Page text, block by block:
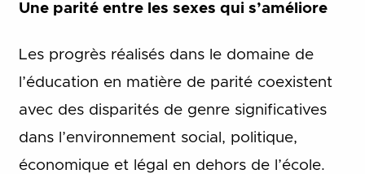
Une parité entre les sexes qui s’améliore
Les progrès réalisés dans le domaine de
l’éducation en matière de parité coexistent
avec des disparités de genre significatives
dans l’environnement social, politique,
économique et légal en dehors de l’école.